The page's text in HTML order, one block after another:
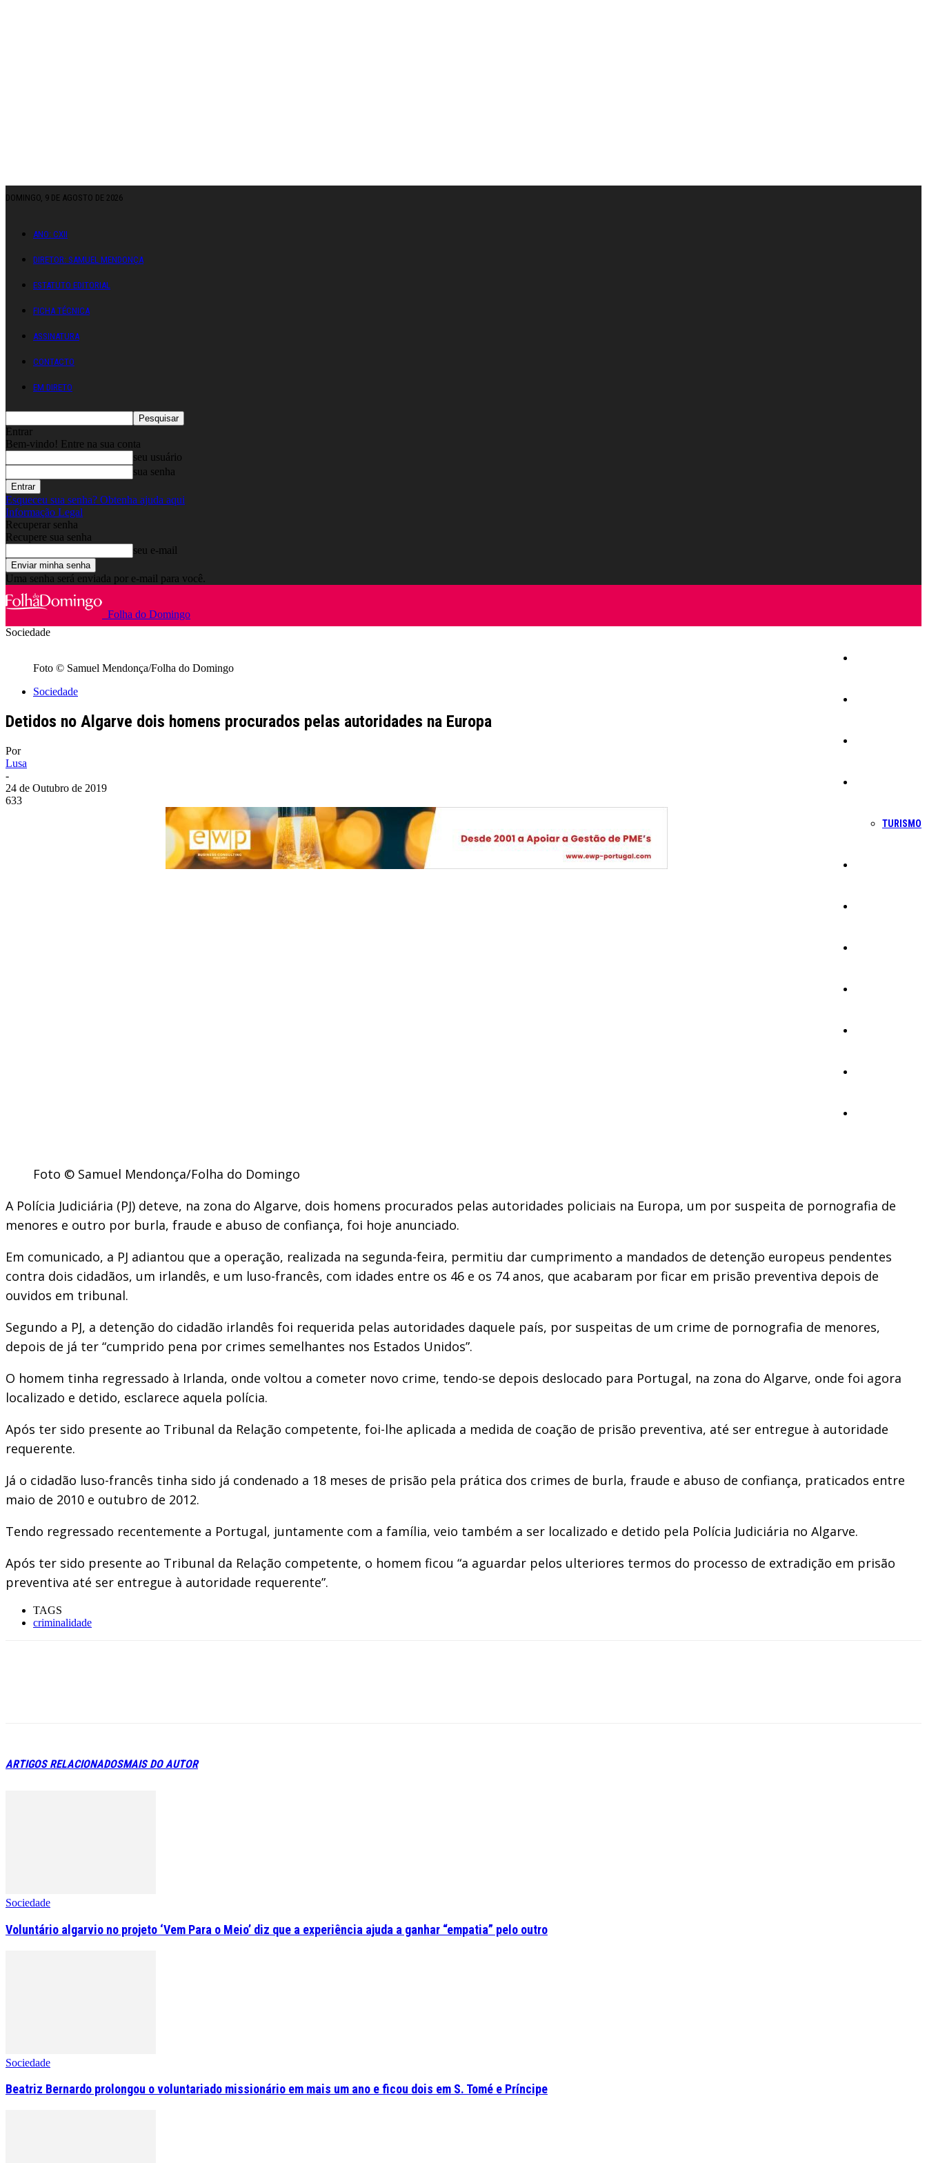
DOMINGO, 9 DE AGOSTO DE 2026
ANO: CXII
DIRETOR: SAMUEL MENDONÇA
ESTATUTO EDITORIAL
FICHA TÉCNICA
ASSINATURA
CONTACTO
EM DIRETO
Entrar
Bem-vindo! Entre na sua conta
seu usuário
sua senha
Esqueceu sua senha? Obtenha ajuda aqui
Informação Legal
Recuperar senha
Recupere sua senha
seu e-mail
Uma senha será enviada por e-mail para você.
Folha do Domingo
TURISMO
Sociedade
Foto © Samuel Mendonça/Folha do Domingo
Sociedade
Detidos no Algarve dois homens procurados pelas autoridades na Europa
Por
Lusa
-
24 de Outubro de 2019
633
Foto © Samuel Mendonça/Folha do Domingo
A Polícia Judiciária (PJ) deteve, na zona do Algarve, dois homens procurados pelas autoridades policiais na Europa, um por suspeita de pornografia de
menores e outro por burla, fraude e abuso de confiança, foi hoje anunciado.
Em comunicado, a PJ adiantou que a operação, realizada na segunda-feira, permitiu dar cumprimento a mandados de detenção europeus pendentes
contra dois cidadãos, um irlandês, e um luso-francês, com idades entre os 46 e os 74 anos, que acabaram por ficar em prisão preventiva depois de
ouvidos em tribunal.
Segundo a PJ, a detenção do cidadão irlandês foi requerida pelas autoridades daquele país, por suspeitas de um crime de pornografia de menores,
depois de já ter “cumprido pena por crimes semelhantes nos Estados Unidos”.
O homem tinha regressado à Irlanda, onde voltou a cometer novo crime, tendo-se depois deslocado para Portugal, na zona do Algarve, onde foi agora
localizado e detido, esclarece aquela polícia.
Após ter sido presente ao Tribunal da Relação competente, foi-lhe aplicada a medida de coação de prisão preventiva, até ser entregue à autoridade
requerente.
Já o cidadão luso-francês tinha sido já condenado a 18 meses de prisão pela prática dos crimes de burla, fraude e abuso de confiança, praticados entre
maio de 2010 e outubro de 2012.
Tendo regressado recentemente a Portugal, juntamente com a família, veio também a ser localizado e detido pela Polícia Judiciária no Algarve.
Após ter sido presente ao Tribunal da Relação competente, o homem ficou “a aguardar pelos ulteriores termos do processo de extradição em prisão
preventiva até ser entregue à autoridade requerente”.
TAGS
criminalidade
ARTIGOS RELACIONADOSMAIS DO AUTOR
Sociedade
Voluntário algarvio no projeto ‘Vem Para o Meio’ diz que a experiência ajuda a ganhar “empatia” pelo outro
Sociedade
Beatriz Bernardo prolongou o voluntariado missionário em mais um ano e ficou dois em S. Tomé e Príncipe